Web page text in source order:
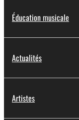
Éducation musicale
Actualités
Artistes